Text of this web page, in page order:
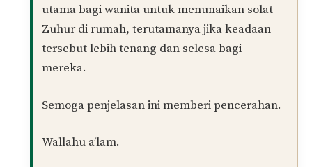
Dalam Islam, kaum wanita
tidak diwajibkan
untuk menunaikan solat Jumaat. Kewajiban
solat Jumaat hanya dikenakan kepada kaum
melaksanakan solat fardu Zuhur seperti